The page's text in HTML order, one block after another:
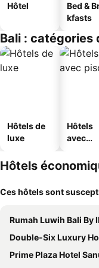
Hôtel
Bed &
kfasts
Bali : catégories
Hôtels de
luxe
Hôtels
avec
Hôtels
Ces hôtels sont
Rumah Luwih Bali By
Double-Six Luxury Hotel
Prime Plaza Hotel